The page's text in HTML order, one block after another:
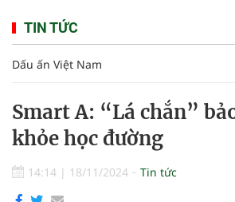
TIN TỨC
Dấu ấn Việt Nam
Smart A: “Lá chắn”
khỏe học đường
14:14 | 18/11/2024 Tin tức